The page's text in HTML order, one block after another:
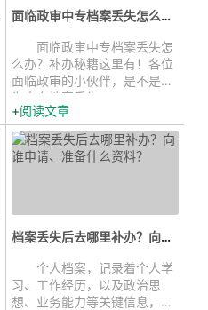
面临政审中专档案丢失怎么办？补办...
面临政审中专档案丢失怎
么办？补办秘籍这里有！各位
面临政审的小伙伴，是不是正
为中专档案丢失...
阅读文章
档案丢失后去哪里补办？向谁申请、...
个人档案，记录着个人学
习、工作经历，以及政治思
想、业务能力等关键信息，在